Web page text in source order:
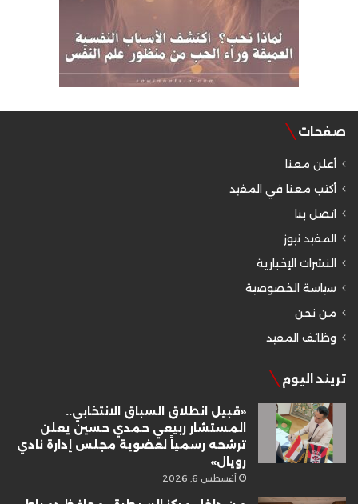
صفحات
أعلن معنا
أكتب معنا في المفيد
اتصل بنا
المفيد نيوز
النشرات الإخبارية
سياسة الخصوصية
من نحن
وظائف المفيد
تريند اليوم
«قبيل انطلاق السباق الانتخابي..
المستشار ربيعي حمدي حسين يعلن
ترشحه رسمياً لعضوية مجلس إدارة نادي
رويال»
أغسطس 6, 2026